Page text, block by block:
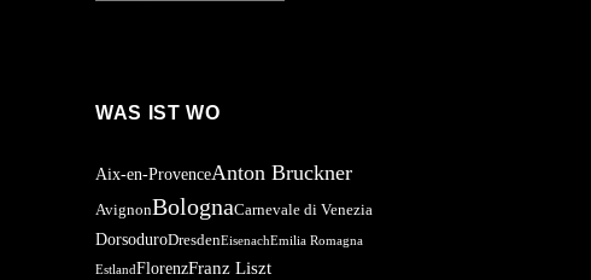
WAS IST WO
Aix-en-ProvenceAnton Bruckner
AvignonBolognaCarnevale di Venezia
DorsoduroDresdenEisenachEmilia Romagna
EstlandFlorenzFranz Liszt